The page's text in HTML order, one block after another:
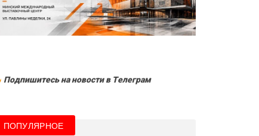
Подпишитесь на новости в Tелеграм
ПОПУЛЯРНОЕ